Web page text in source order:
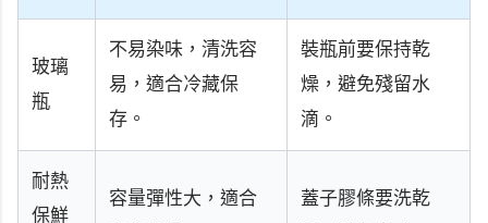
玻璃
瓶
不易染味，清洗容
易，適合冷藏保
存。
裝瓶前要保持乾
燥，避免殘留水
滴。
耐熱
保鮮
容量彈性大，適合
蓋子膠條要洗乾